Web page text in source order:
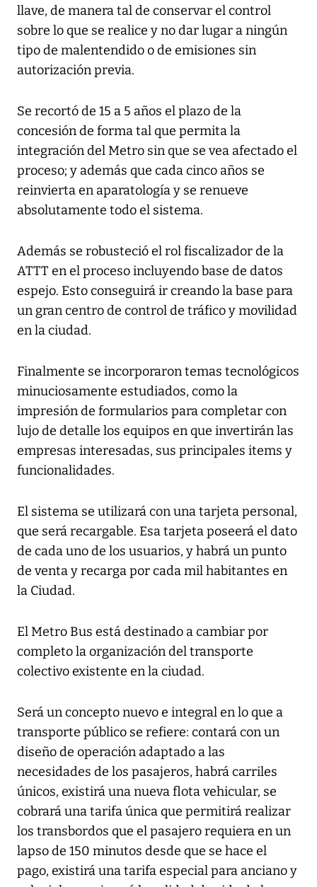
llave, de manera tal de conservar el control
sobre lo que se realice y no dar lugar a ningún
tipo de malentendido o de emisiones sin
autorización previa.
Se recortó de 15 a 5 años el plazo de la
concesión de forma tal que permita la
integración del Metro sin que se vea afectado el
proceso; y además que cada cinco años se
reinvierta en aparatología y se renueve
absolutamente todo el sistema.
Además se robusteció el rol fiscalizador de la
ATTT en el proceso incluyendo base de datos
espejo. Esto conseguirá ir creando la base para
un gran centro de control de tráfico y movilidad
en la ciudad.
Finalmente se incorporaron temas tecnológicos
minuciosamente estudiados, como la
impresión de formularios para completar con
lujo de detalle los equipos en que invertirán las
empresas interesadas, sus principales items y
funcionalidades.
El sistema se utilizará con una tarjeta personal,
que será recargable. Esa tarjeta poseerá el dato
de cada uno de los usuarios, y habrá un punto
de venta y recarga por cada mil habitantes en
la Ciudad.
El Metro Bus está destinado a cambiar por
completo la organización del transporte
colectivo existente en la ciudad.
Será un concepto nuevo e integral en lo que a
transporte público se refiere: contará con un
diseño de operación adaptado a las
necesidades de los pasajeros, habrá carriles
únicos, existirá una nueva flota vehicular, se
cobrará una tarifa única que permitirá realizar
los transbordos que el pasajero requiera en un
lapso de 150 minutos desde que se hace el
pago, existirá una tarifa especial para anciano y